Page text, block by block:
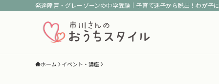
発達障害・グレーゾーンの中学受験｜子育て迷子から脱出！わが子
ホーム イベント・講座